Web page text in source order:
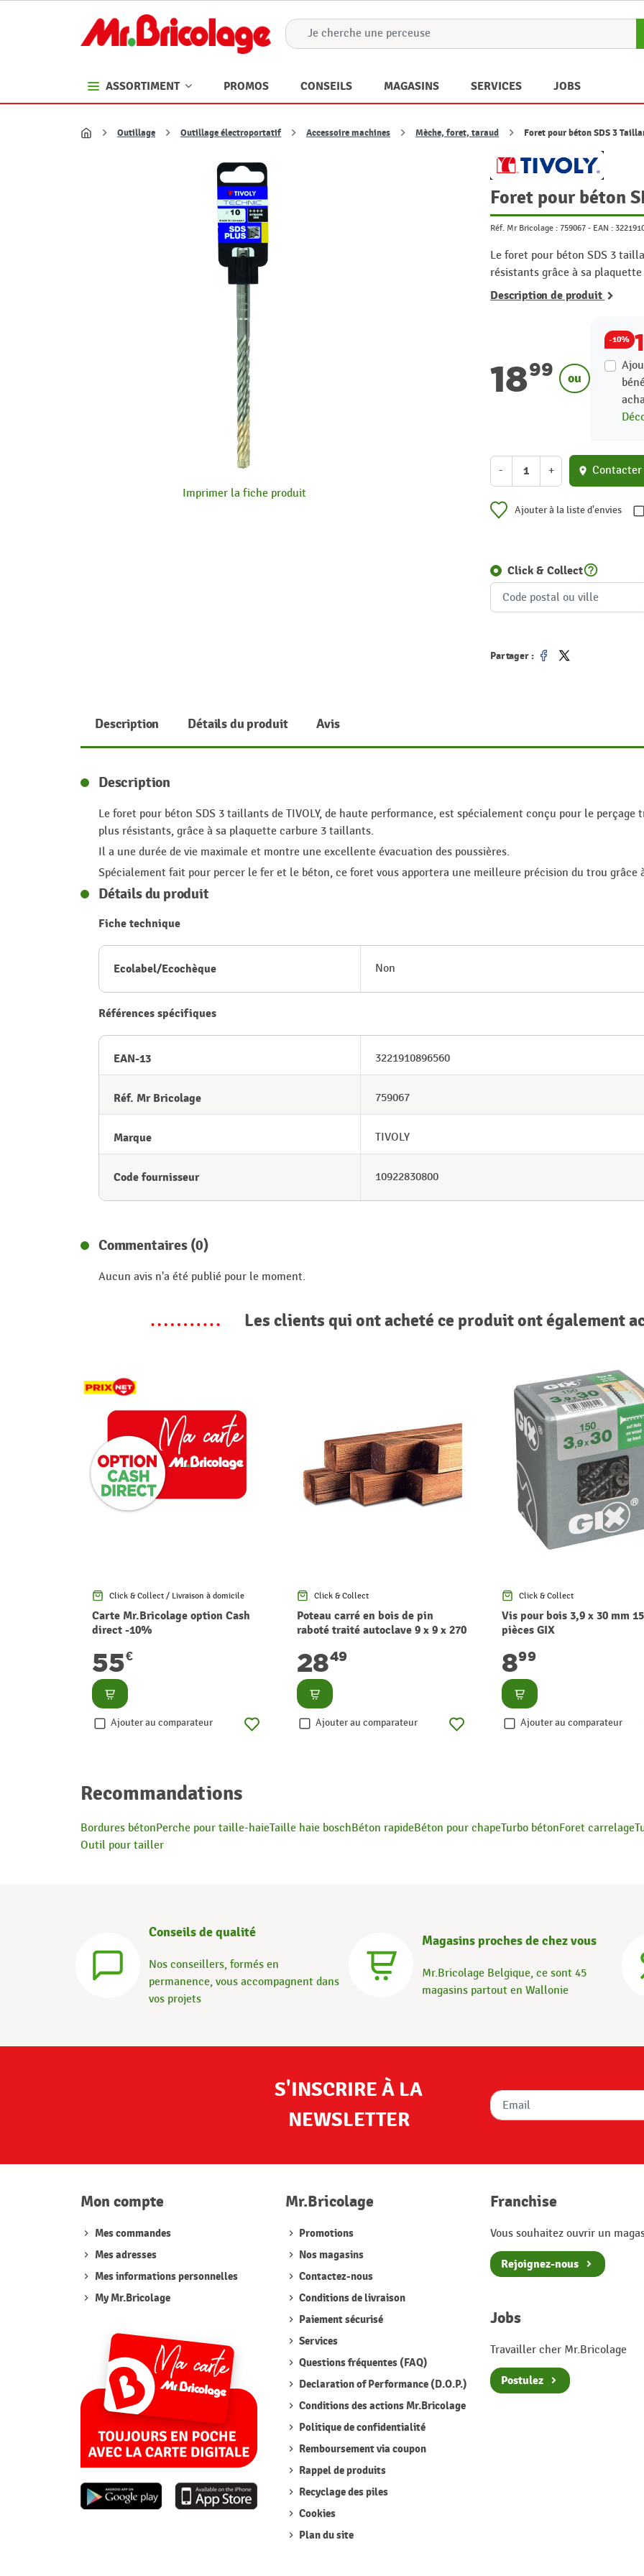
ASSORTIMENT PROMOS CONSEILS MAGASINS SERVICES JOBS
Accueil
Outillage Outillage électroportatif Accessoire machines Mèche, foret, taraud Foret pour béton SDS 3
Imprimer la fiche produit
Foret pour béton
Réf. Mr Bricolage : 759067 - EAN :
Le foret pour béton SDS 3
résistants grâce à sa
Description de produit
1899 ou
-10%
- + location_on Contacter
Ajouter à la liste d'envies
Click & Collecthelp_outline
Partager :
Description Détails du produit Avis
Description
Le foret pour béton SDS 3 taillants de TIVOLY, de haute performance, est spécialement conçu pour le perçage
plus résistants, grâce à sa plaquette carbure 3 taillants.
Il a une durée de vie maximale et montre une excellente évacuation des poussières.
Spécialement fait pour percer le fer et le béton, ce foret vous apportera une meilleure précision du trou
Détails du produit
Fiche technique
Ecolabel/Ecochèque Non
Références spécifiques
EAN-13 3221910896560
Réf. Mr Bricolage 759067
Marque TIVOLY
Code fournisseur 10922830800
Commentaires (0)
Aucun avis n'a été publié pour le moment.
Les clients qui ont acheté ce produit ont également
Click & Collect / Livraison à domicile
Carte Mr.Bricolage option Cash
direct -10%
55€
Consulter
Ajouter au comparateur
Click & Collect
Poteau carré en bois de pin
raboté traité autoclave 9 x 9 x 270
2849
Consulter
Ajouter au comparateur
Click & Collect
Vis pour bois 3,9 x 30 mm
pièces GIX
899
Consulter
Ajouter au comparateur
Recommandations
Bordures bétonPerche pour taille-haieTaille haie boschBéton rapideBéton pour chapeTurbo bétonForet carrelage
Outil pour tailler
Conseils de qualité
Nos conseillers, formés en
permanence, vous accompagnent dans
vos projets
Magasins proches de chez vous
Mr.Bricolage Belgique, ce sont 45
magasins partout en Wallonie
S'INSCRIRE À LA
NEWSLETTER
Mon compte
Mes commandes
Mes adresses
Mes informations personnelles
My Mr.Bricolage
Mr.Bricolage
Promotions
Nos magasins
Contactez-nous
Conditions de livraison
Paiement sécurisé
Services
Questions fréquentes (FAQ)
Declaration of Performance (D.O.P.)
Conditions des actions Mr.Bricolage
Politique de confidentialité
Remboursement via coupon
Rappel de produits
Recyclage des piles
Cookies
Plan du site
Franchise
Vous souhaitez ouvrir un
Rejoignez-nous
Jobs
Travailler cher Mr.Bricolage
Postulez